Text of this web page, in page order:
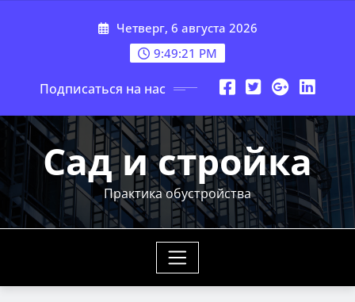
Четверг, 6 августа 2026
9:49:22 PM
Подписаться на нас
Сад и стройка
Практика обустройства